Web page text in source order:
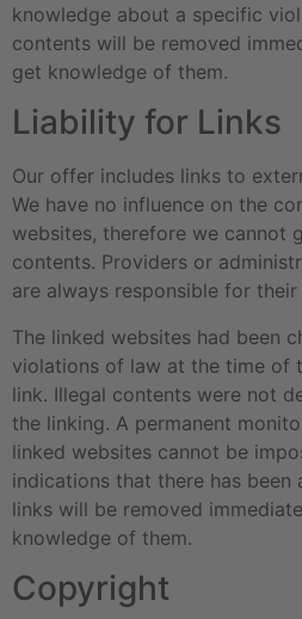
knowledge about a specific
contents will be removed
get knowledge of them.
Liability for Links
Our offer includes links to
We have no influence on the
websites, therefore we cannot
contents. Providers or
are always responsible for
The linked websites had been
violations of law at the time of
link. Illegal contents were not
the linking. A permanent
linked websites cannot be
indications that there has been
links will be removed
knowledge of them.
Copyright